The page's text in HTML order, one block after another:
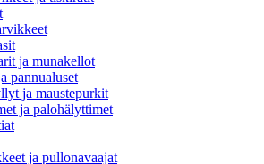
ja munakellot
pannualuset
ja maustepurkit
ja palohälyttimet
ja pullonavaajat